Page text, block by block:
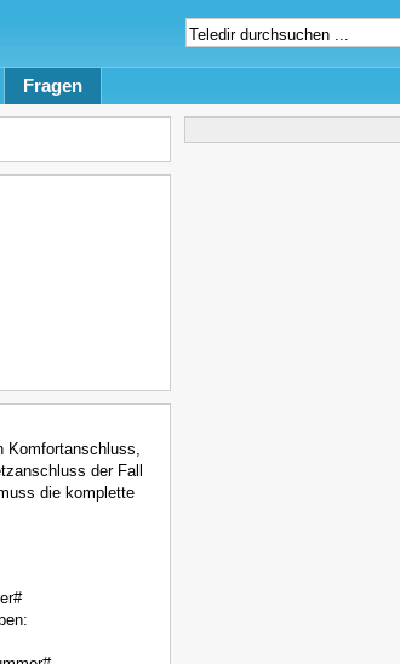
Fragen
Komfortanschluss,
der Fall
die komplette